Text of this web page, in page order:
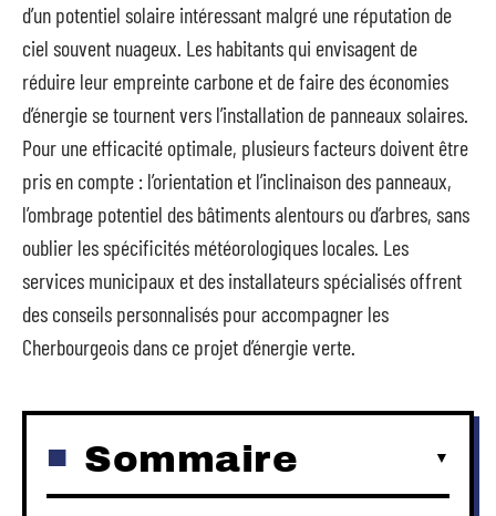
d’un potentiel solaire intéressant malgré une réputation de
ciel souvent nuageux. Les habitants qui envisagent de
réduire leur empreinte carbone et de faire des économies
d’énergie se tournent vers l’installation de panneaux solaires.
Pour une efficacité optimale, plusieurs facteurs doivent être
pris en compte : l’orientation et l’inclinaison des panneaux,
l’ombrage potentiel des bâtiments alentours ou d’arbres, sans
oublier les spécificités météorologiques locales. Les
services municipaux et des installateurs spécialisés offrent
des conseils personnalisés pour accompagner les
Cherbourgeois dans ce projet d’énergie verte.
Sommaire